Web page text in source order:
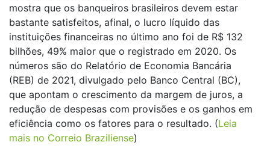
mostra que os banqueiros brasileiros devem estar
bastante satisfeitos, afinal, o lucro líquido das
instituições financeiras no último ano foi de R$ 132
bilhões, 49% maior que o registrado em 2020. Os
números são do Relatório de Economia Bancária
(REB) de 2021, divulgado pelo Banco Central (BC),
que apontam o crescimento da margem de juros, a
redução de despesas com provisões e os ganhos em
eficiência como os fatores para o resultado. (Leia
mais no Correio Braziliense)